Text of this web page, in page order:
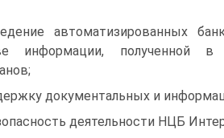
автоматизированных
информации, полученной в
документальных и
деятельности НЦБ